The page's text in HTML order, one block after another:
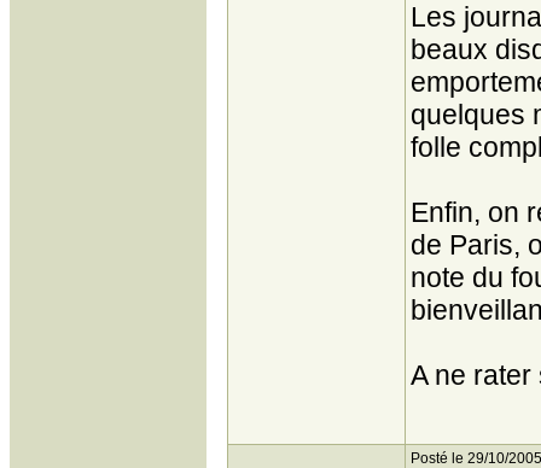
Les
beaux
quelques
folle
Enfin, on
de Paris,
note du
A ne
Posté le 29/10/